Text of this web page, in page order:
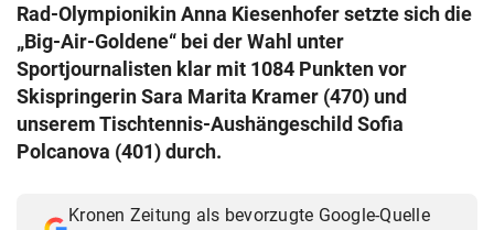
Rad-Olympionikin Anna Kiesenhofer setzte sich die
„Big-Air-Goldene“ bei der Wahl unter
Sportjournalisten klar mit 1084 Punkten vor
Skispringerin Sara Marita Kramer (470) und
unserem Tischtennis-Aushängeschild Sofia
Polcanova (401) durch.
Kronen Zeitung als bevorzugte Google-Quelle